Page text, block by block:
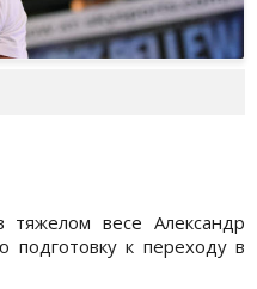
весе Александр
подготовку к переходу в